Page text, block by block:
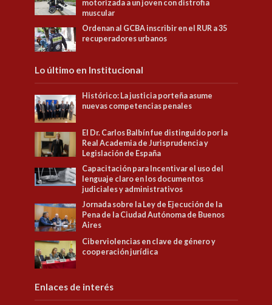
motorizada a un joven con distrofia
muscular
Ordenan al GCBA inscribir en el RUR a 35
recuperadores urbanos
Lo último en Institucional
Histórico: La justicia porteña asume
nuevas competencias penales
El Dr. Carlos Balbín fue distinguido por la
Real Academia de Jurisprudencia y
Legislación de España
Capacitación para Incentivar el uso del
lenguaje claro en los documentos
judiciales y administrativos
Jornada sobre la Ley de Ejecución de la
Pena de la Ciudad Autónoma de Buenos
Aires
Ciberviolencias en clave de género y
cooperación jurídica
Enlaces de interés